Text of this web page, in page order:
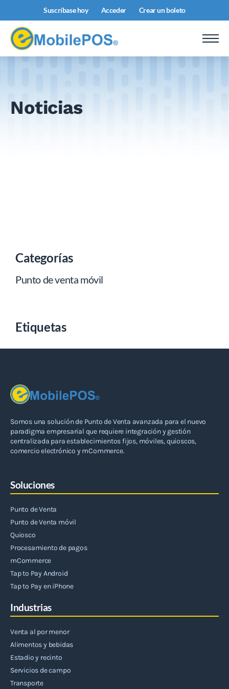
Suscríbase hoy Acceder Crear un boleto
Noticias
Categorías
Punto de venta móvil
Etiquetas
Somos una solución de Punto de Venta avanzada para el nuevo
paradigma empresarial que requiere integración y gestión
centralizada para establecimientos fijos, móviles, quioscos,
comercio electrónico y mCommerce.
Soluciones
Punto de Venta
Punto de Venta móvil
Quiosco
Procesamiento de pagos
mCommerce
Tap to Pay Android
Tap to Pay en iPhone
Industrias
Venta al por menor
Alimentos y bebidas
Estadio y recinto
Servicios de campo
Transporte